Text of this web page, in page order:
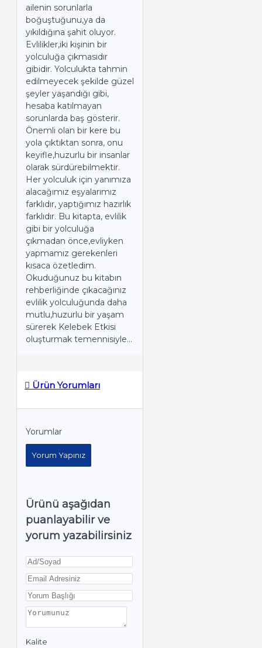
ailenin sorunlarla
boğuştuğunu,ya da
yıkıldığına şahit oluyor.
Evlilikler,iki kişinin bir
yolculuğa çıkmasıdır
gibidir. Yolculukta tahmin
edilmeyecek şekilde güzel
şeyler yaşandığı gibi,
hesaba katılmayan
sorunlarda baş gösterir.
Önemli olan bir kere bu
yola çıktıktan sonra, onu
keyifle,huzurlu bir insanlar
olarak sürdürebilmektir.
Her yolculuk için yanımıza
alacağımız eşyalarımız
farklıdır, yaptığımız hazırlık
farklıdır. Bu kitapta, evlilik
gibi bir yolculuğa
çıkmadan önce,evliyken
yapmamız gerekenleri
kısaca özetledim.
Okuduğunuz bu kitabın
rehberliğinde çıkacağınız
evlilik yolculuğunda daha
mutlu,huzurlu bir yaşam
sürerek Kelebek Etkisi
oluşturmak temennisiyle…
Ürün Yorumları
Yorumlar
Yorum Yapınız
Ürünü aşağıdan
puanlayabilir ve
yorum yazabilirsiniz
Kalite